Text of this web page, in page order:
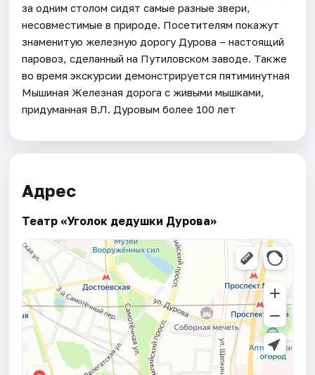
за одним столом сидят самые разные звери,
несовместимые в природе. Посетителям покажут
знаменитую железную дорогу Дурова – настоящий
паровоз, сделанный на Путиловском заводе. Также
во время экскурсии демонстрируется пятиминутная
Мышиная Железная дорога с живыми мышками,
придуманная В.Л. Дуровым более 100 лет
Адрес
Театр «Уголок дедушки Дурова»